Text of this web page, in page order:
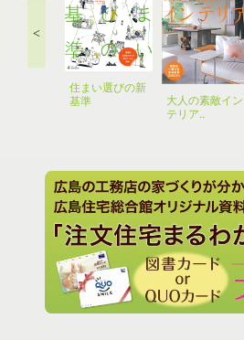
<
住まい選びの新
基準
大人の素敵イン
テリア..